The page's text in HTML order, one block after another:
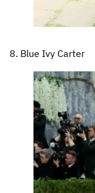
8. Blue Ivy Carter